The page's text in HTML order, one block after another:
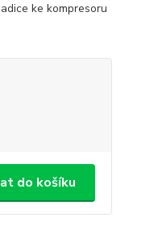
ke kompresoru
do košíku